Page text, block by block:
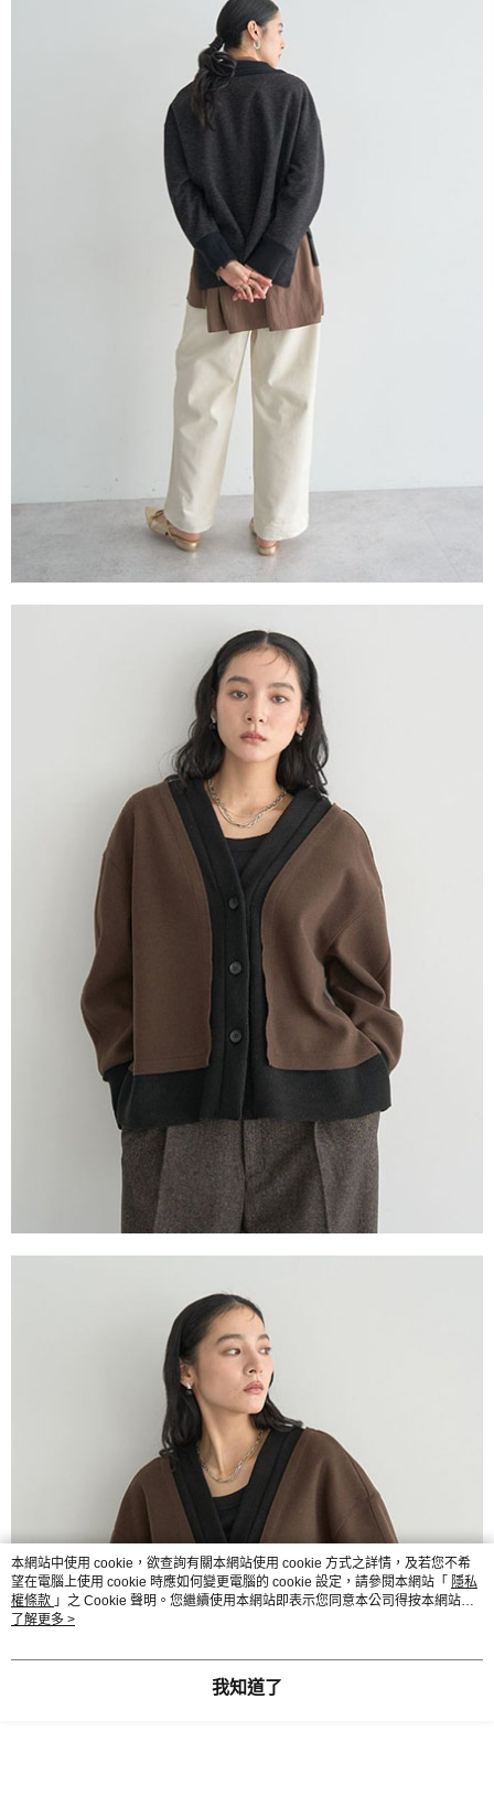
本網站中使用 cookie，欲查詢有關本網站使用 cookie 方式之詳情，及若您不希
望在電腦上使用 cookie 時應如何變更電腦的 cookie 設定，請參閱本網站「 隱私
權條款 」之 Cookie 聲明。您繼續使用本網站即表示您同意本公司得按本網站使
用條款之 Cookie 聲明使用 cookie。
了解更多 >
我知道了